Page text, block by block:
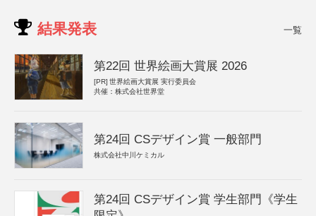
結果発表 一覧
第22回 世界絵画大賞展 2026
[PR] 世界絵画大賞展 実行委員会
共催：株式会社世界堂
第24回 CSデザイン賞 一般部門
株式会社中川ケミカル
第24回 CSデザイン賞 学生部門《学生